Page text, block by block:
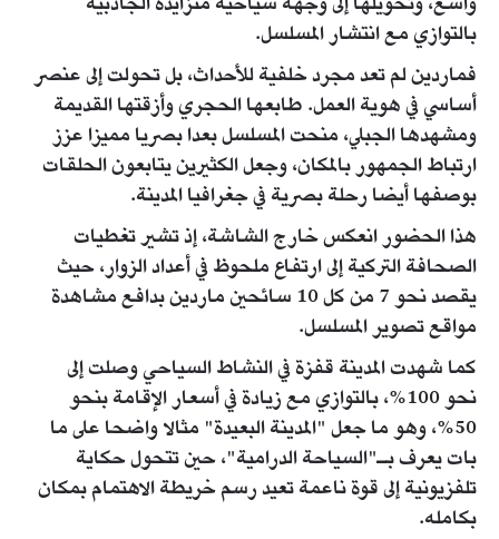
بالتوازي مع انتشار المسلسل.
فماردين لم تعد مجرد خلفية للأحداث، بل تحولت إلى عنصر
أساسي في هوية العمل. طابعها الحجري وأزقتها القديمة
ومشهدها الجبلي، منحت المسلسل بعدا بصريا مميزا عزز
ارتباط الجمهور بالمكان، وجعل الكثيرين يتابعون الحلقات
بوصفها أيضا رحلة بصرية في جغرافيا المدينة.
هذا الحضور انعكس خارج الشاشة، إذ تشير تغطيات
الصحافة التركية إلى ارتفاع ملحوظ في أعداد الزوار، حيث
يقصد نحو 7 من كل 10 سائحين ماردين بدافع مشاهدة
مواقع تصوير المسلسل.
كما شهدت المدينة قفزة في النشاط السياحي وصلت إلى
نحو 100%، بالتوازي مع زيادة في أسعار الإقامة بنحو
50%، وهو ما جعل "المدينة البعيدة" مثالا واضحا على ما
بات يعرف بـ"السياحة الدرامية"، حين تتحول حكاية
تلفزيونية إلى قوة ناعمة تعيد رسم خريطة الاهتمام بمكان
بكامله.